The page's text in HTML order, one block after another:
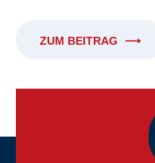
ZUM BEITRAG ⟶